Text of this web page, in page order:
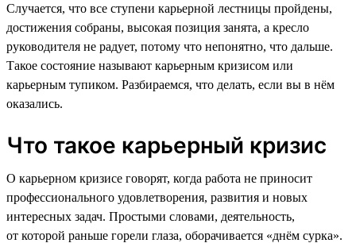
Случается, что все ступени карьерной лестницы пройдены,
достижения собраны, высокая позиция занята, а кресло
руководителя не радует, потому что непонятно, что дальше.
Такое состояние называют карьерным кризисом или
карьерным тупиком. Разбираемся, что делать, если вы в нём
оказались.
Что такое карьерный кризис
О карьерном кризисе говорят, когда работа не приносит
профессионального удовлетворения, развития и новых
интересных задач. Простыми словами, деятельность,
от которой раньше горели глаза, оборачивается «днём сурка».